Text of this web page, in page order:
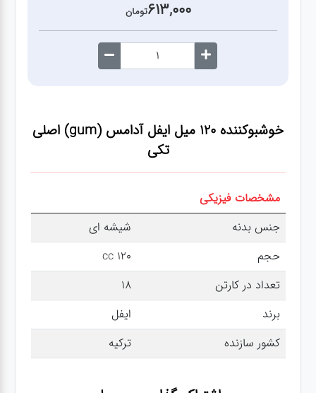
زباله،سرویس
جشن و تولد
سرویس های
چینی تقدس
خوشبوکننده 120 میل ایفل آدامس (gum) اصلی
تکی
مشخصات فیزیکی
جنس بدنه
شیشه ای
حجم
120 cc
تعداد در کارتن
18
برند
ایفل
کشور سازنده
ترکیه
613,000تومان